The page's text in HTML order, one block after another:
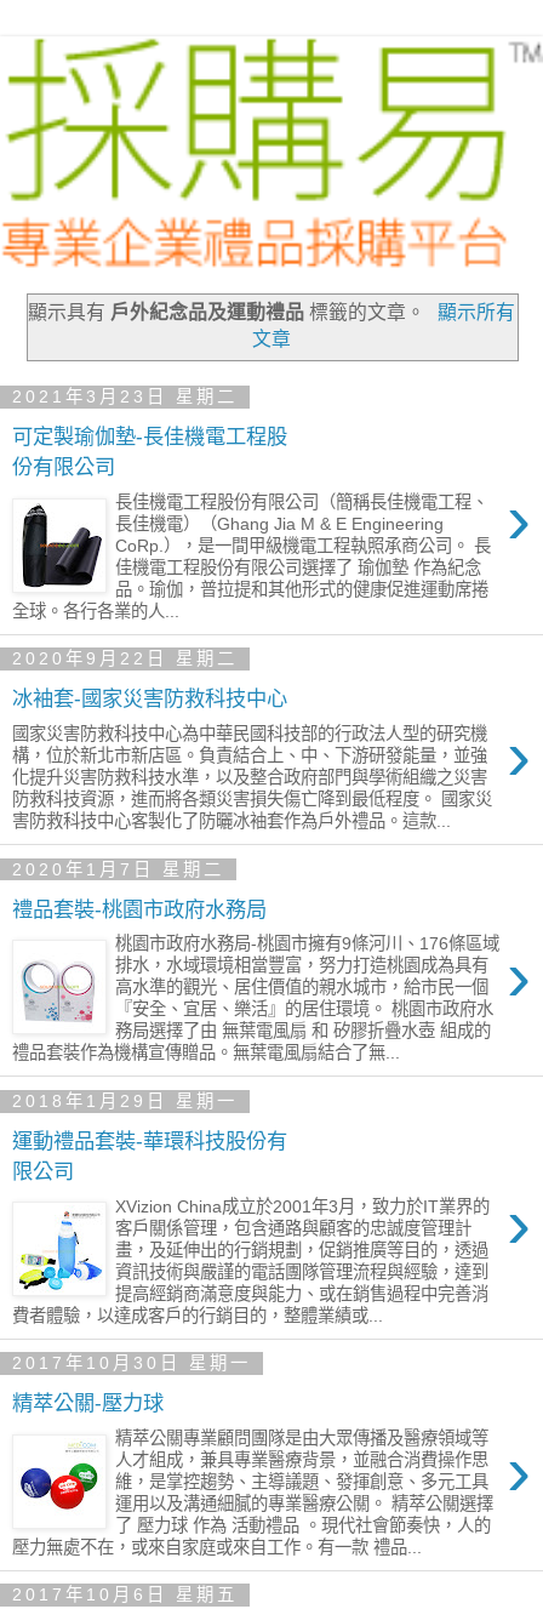
顯示具有 戶外紀念品及運動禮品標籤的文章。
顯示所有
文章
2021年3月23日 星期二
可定製瑜伽墊-長佳機電工程股
份有限公司
›
長佳機電工程股份有限公司（簡稱長佳機電工程、
長佳機電）（Ghang Jia M & E Engineering
CoRp.），是一間甲級機電工程執照承商公司。 長
佳機電工程股份有限公司選擇了 瑜伽墊 作為紀念
品。瑜伽，普拉提和其他形式的健康促進運動席捲
全球。各行各業的人...
2020年9月22日 星期二
冰袖套-國家災害防救科技中心
›
國家災害防救科技中心為中華民國科技部的行政法人型的研究機
構，位於新北市新店區。負責結合上、中、下游研發能量，並強
化提升災害防救科技水準，以及整合政府部門與學術組織之災害
防救科技資源，進而將各類災害損失傷亡降到最低程度。 國家災
害防救科技中心客製化了防曬冰袖套作為戶外禮品。這款...
2020年1月7日 星期二
禮品套裝-桃園市政府水務局
›
桃園市政府水務局-桃園市擁有9條河川、176條區域
排水，水域環境相當豐富，努力打造桃園成為具有
高水準的觀光、居住價值的親水城市，給市民一個
『安全、宜居、樂活』的居住環境。 桃園市政府水
務局選擇了由 無葉電風扇 和 矽膠折疊水壺 組成的
禮品套裝作為機構宣傳贈品。無葉電風扇結合了無...
2018年1月29日 星期一
運動禮品套裝-華環科技股份有
限公司
›
XVizion China成立於2001年3月，致力於IT業界的
客戶關係管理，包含通路與顧客的忠誠度管理計
畫，及延伸出的行銷規劃，促銷推廣等目的，透過
資訊技術與嚴謹的電話團隊管理流程與經驗，達到
提高經銷商滿意度與能力、或在銷售過程中完善消
費者體驗，以達成客戶的行銷目的，整體業績或...
2017年10月30日 星期一
精萃公關-壓力球
›
精萃公關專業顧問團隊是由大眾傳播及醫療領域等
人才組成，兼具專業醫療背景，並融合消費操作思
維，是掌控趨勢、主導議題、發揮創意、多元工具
運用以及溝通細膩的專業醫療公關。 精萃公關選擇
了 壓力球 作為 活動禮品 。現代社會節奏快，人的
壓力無處不在，或來自家庭或來自工作。有一款 禮品...
2017年10月6日 星期五